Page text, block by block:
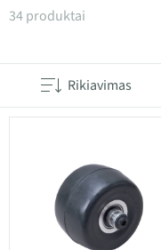
Produktai
34 produktai
Rikiavimas